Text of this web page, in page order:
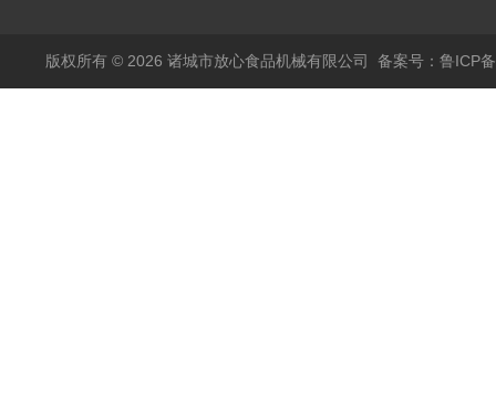
版权所有 © 2026 诸城市放心食品机械有限公司 备案号：鲁ICP